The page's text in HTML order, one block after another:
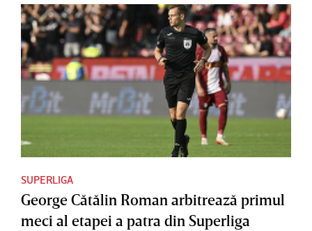
SUPERLIGA
George Cătălin Roman arbitrează primul
meci al etapei a patra din Superliga